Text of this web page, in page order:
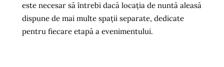
este necesar să întrebi dacă locația de nuntă aleasă
dispune de mai multe spații separate, dedicate
pentru fiecare etapă a evenimentului.